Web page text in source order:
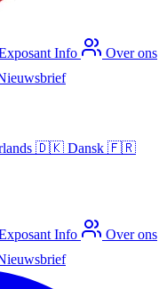
Info
Over ons
🇩🇰 Dansk 🇫🇷
Info
Over ons